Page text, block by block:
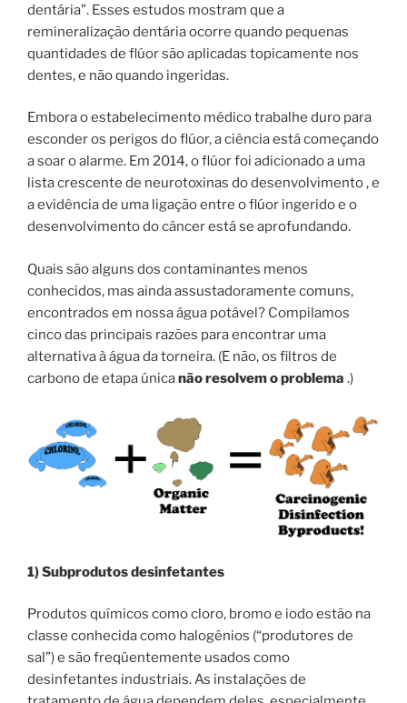
dentária”. Esses estudos mostram que a
remineralização dentária ocorre quando pequenas
quantidades de flúor são aplicadas topicamente nos
dentes, e não quando ingeridas.
Embora o estabelecimento médico trabalhe duro para
esconder os perigos do flúor, a ciência está começando
a soar o alarme. Em 2014, o flúor foi adicionado a uma
lista crescente de neurotoxinas do desenvolvimento , e
a evidência de uma ligação entre o flúor ingerido e o
desenvolvimento do câncer está se aprofundando.
Quais são alguns dos contaminantes menos
conhecidos, mas ainda assustadoramente comuns,
encontrados em nossa água potável? Compilamos
cinco das principais razões para encontrar uma
alternativa à água da torneira. (E não, os filtros de
carbono de etapa únicanão resolvem o problema .)
1) Subprodutos desinfetantes
Produtos químicos como cloro, bromo e iodo estão na
classe conhecida como halogênios (“produtores de
sal”) e são freqüentemente usados ​​como
desinfetantes industriais. As instalações de